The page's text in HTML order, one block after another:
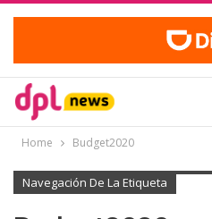
Home Budget2020
Navegación De La Etiqueta